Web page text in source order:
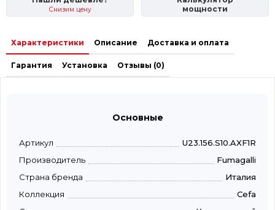
Снизим цену
мощности
Характеристики Описание Доставка и оплата
Гарантия Установка Отзывы (0)
Основные
Артикул
U23.156.S10.AXF1R
Производитель
Fumagalli
Страна бренда
Италия
Коллекция
Cefa